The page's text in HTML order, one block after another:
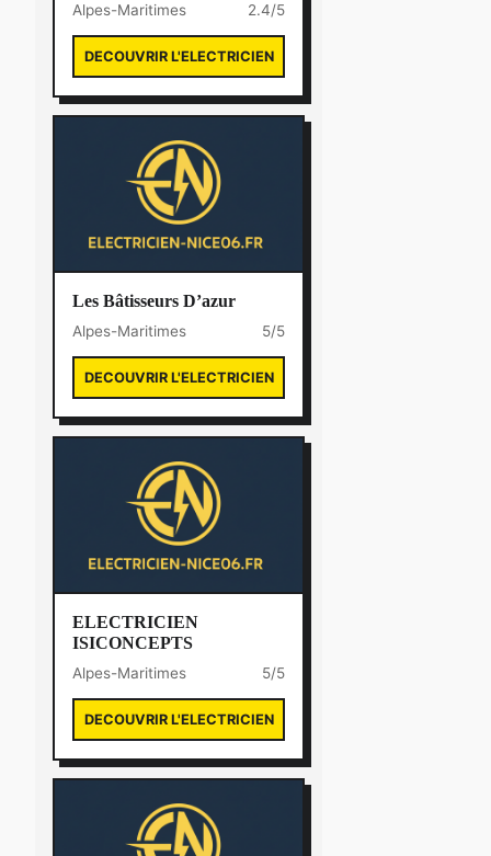
Alpes-Maritimes 2.4/5
DECOUVRIR L'ELECTRICIEN
Les Bâtisseurs D’azur
Alpes-Maritimes 5/5
DECOUVRIR L'ELECTRICIEN
ELECTRICIEN
ISICONCEPTS
Alpes-Maritimes 5/5
DECOUVRIR L'ELECTRICIEN